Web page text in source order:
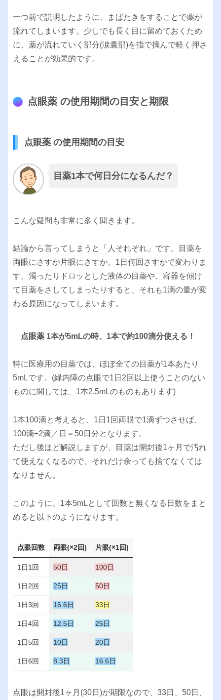
一つ前で説明したように、まばたきをすることで薬が
流れてしまいます。少しでも長く目に留めておくため
に、薬が流れていく部分(涙囊部)を指で摘んで軽く押さ
えることが効果的です。
点眼薬 の使用期間の目安と期限
点眼薬 の使用期間の目安
目薬1本で何日分になるんだ？
こんな疑問も非常に多く聞きます。
結論から言ってしまうと「人それぞれ」です。目薬を
両眼にさすか片眼にさすか、1日何回さすかで変わりま
す。濁ったりドロッとした液体の目薬や、容器を傾け
て目薬をさしてしまったりすると、それも1滴の量が変
わる原因になってしまいます。
点眼薬 1本が5mLの時、1本で約100滴分使える！
特に医療用の目薬では、ほぼ全ての目薬が1本あたり
5mLです。(緑内障の点眼で1日2回以上使うことのない
ものに関しては、1本2.5mLのものもあります)
1本100滴と考えると、1日1回両眼で1滴ずつさせば、
100滴÷2滴／日＝50日分となります。
ただし後ほど解説しますが、目薬は開封後1ヶ月で汚れ
て使えなくなるので、それだけ余っても捨てなくては
なりません。
このように、1本5mLとして回数と無くなる日数をまと
めると以下のようになります。
点眼回数 両眼(×2回) 片眼(×1回)
1日1回 50日 100日
1日2回 25日 50日
1日3回 16.6日 33日
1日4回 12.5日 25日
1日5回 10日 20日
1日6回 8.3日 16.6日
点眼は開封後1ヶ月(30日)が期限なので、33日、50日、